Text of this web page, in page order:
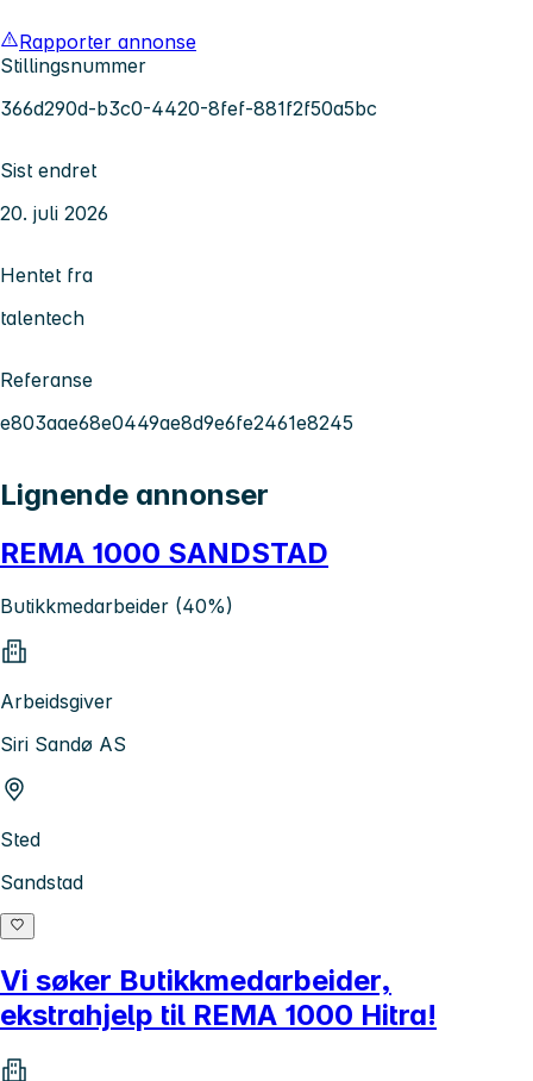
Rapporter annonse
Stillingsnummer
366d290d-b3c0-4420-8fef-881f2f50a5bc
Sist endret
20. juli 2026
Hentet fra
talentech
Referanse
e803aae68e0449ae8d9e6fe2461e8245
Lignende annonser
REMA 1000 SANDSTAD
Butikkmedarbeider (40%)
Arbeidsgiver
Siri Sandø AS
Sted
Sandstad
Vi søker Butikkmedarbeider,
ekstrahjelp til REMA 1000 Hitra!